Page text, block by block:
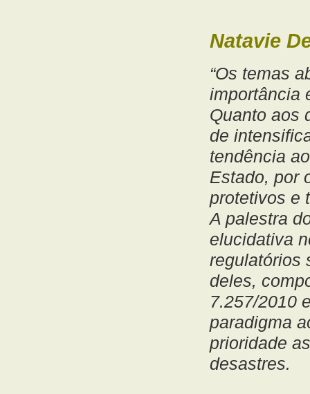
Natavie
“Os temas
importância
Quanto aos
de
tendência
Estado, por
protetivos e
A palestra
elucidativa
regulatórios
deles,
7.257/2010
paradigma
prioridade
desastres.